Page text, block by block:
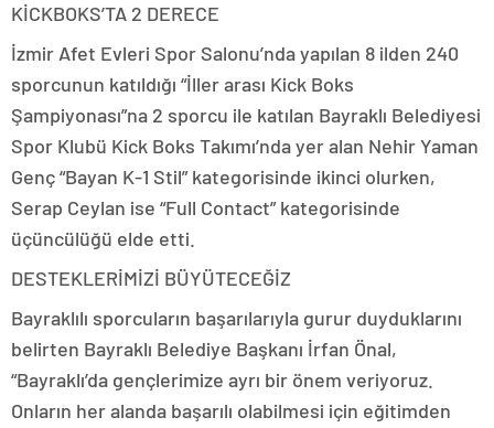
KİCKBOKS’TA 2 DERECE
İzmir Afet Evleri Spor Salonu’nda yapılan 8 ilden 240
sporcunun katıldığı “İller arası Kick Boks
Şampiyonası”na 2 sporcu ile katılan Bayraklı Belediyesi
Spor Klubü Kick Boks Takımı’nda yer alan Nehir Yaman
Genç “Bayan K-1 Stil” kategorisinde ikinci olurken,
Serap Ceylan ise “Full Contact” kategorisinde
üçüncülüğü elde etti.
DESTEKLERİMİZİ BÜYÜTECEĞİZ
Bayraklılı sporcuların başarılarıyla gurur duyduklarını
belirten Bayraklı Belediye Başkanı İrfan Önal,
“Bayraklı’da gençlerimize ayrı bir önem veriyoruz.
Onların her alanda başarılı olabilmesi için eğitimden